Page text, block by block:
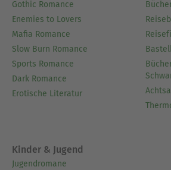
nebenberuflicher Autor verfasst
verschiedenen Themen aus den
Bereichen.
Ausblenden
Gothic Romance
Enemies to Lovers
Mafia Romance
Slow Burn Romance
Sports Romance
Dark Romance
Erotische Literatur
Kinder & Jugend
Jugendromane